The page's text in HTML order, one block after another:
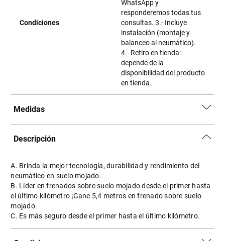
Condiciones
WhatsApp y
responderemos todas tus
consultas. 3.- Incluye
instalación (montaje y
balanceo al neumático).
4.- Retiro en tienda:
depende de la
disponibilidad del producto
en tienda.
Medidas
Descripción
A. Brinda la mejor tecnología, durabilidad y rendimiento del
neumático en suelo mojado.
B. Líder en frenados sobre suelo mojado desde el primer hasta
el último kilómetro ¡Gane 5,4 metros en frenado sobre suelo
mojado.
C. Es más seguro desde el primer hasta el último kilómetro.